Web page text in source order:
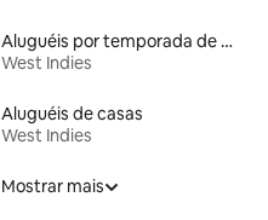
Aluguéis por temporada de acomodações de luxo
West Indies
Aluguéis de casas
West Indies
Mostrar mais